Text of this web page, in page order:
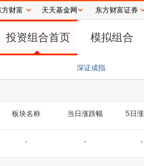
方财富 天天基金网 东方财富证券
投资组合首页 模拟组合
深证成指
参 城投控股副总裁严佳梁因工作调整
板块名称 当日涨跌幅 5日
- - -